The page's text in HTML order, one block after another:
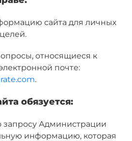
сайта для личных
относящиеся к
почте:
.
обязуется:
запросу Администрации
информацию, которая